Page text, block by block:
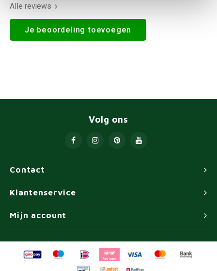
Alle reviews
Je beoordeling toevoegen
Contact
Volg ons
Klantenservice
Mijn account